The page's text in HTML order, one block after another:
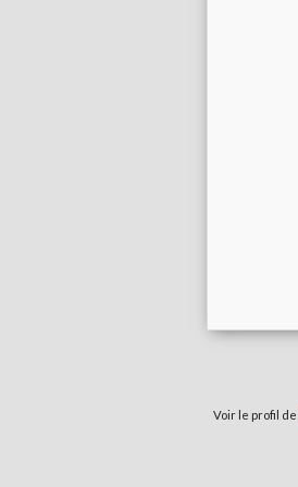
Voir le profil de